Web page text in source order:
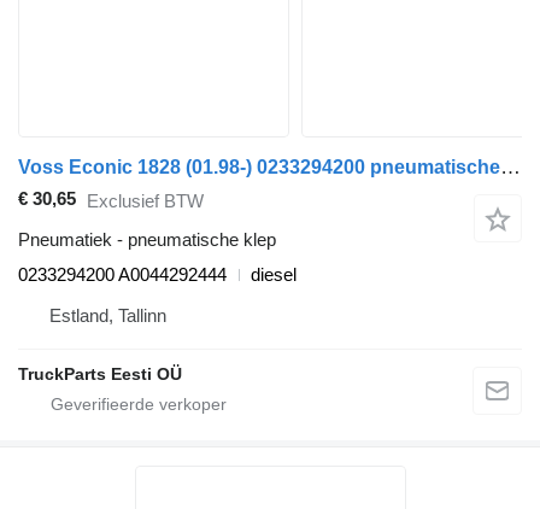
Voss Econic 1828 (01.98-) 0233294200 pneumatische klep voor Mercedes-Benz Econic (1998-2014) vrachtwagen
€ 30,65 Exclusief BTW
Pneumatiek - pneumatische klep
0233294200 A0044292444
diesel
Estland, Tallinn
TruckParts Eesti OÜ